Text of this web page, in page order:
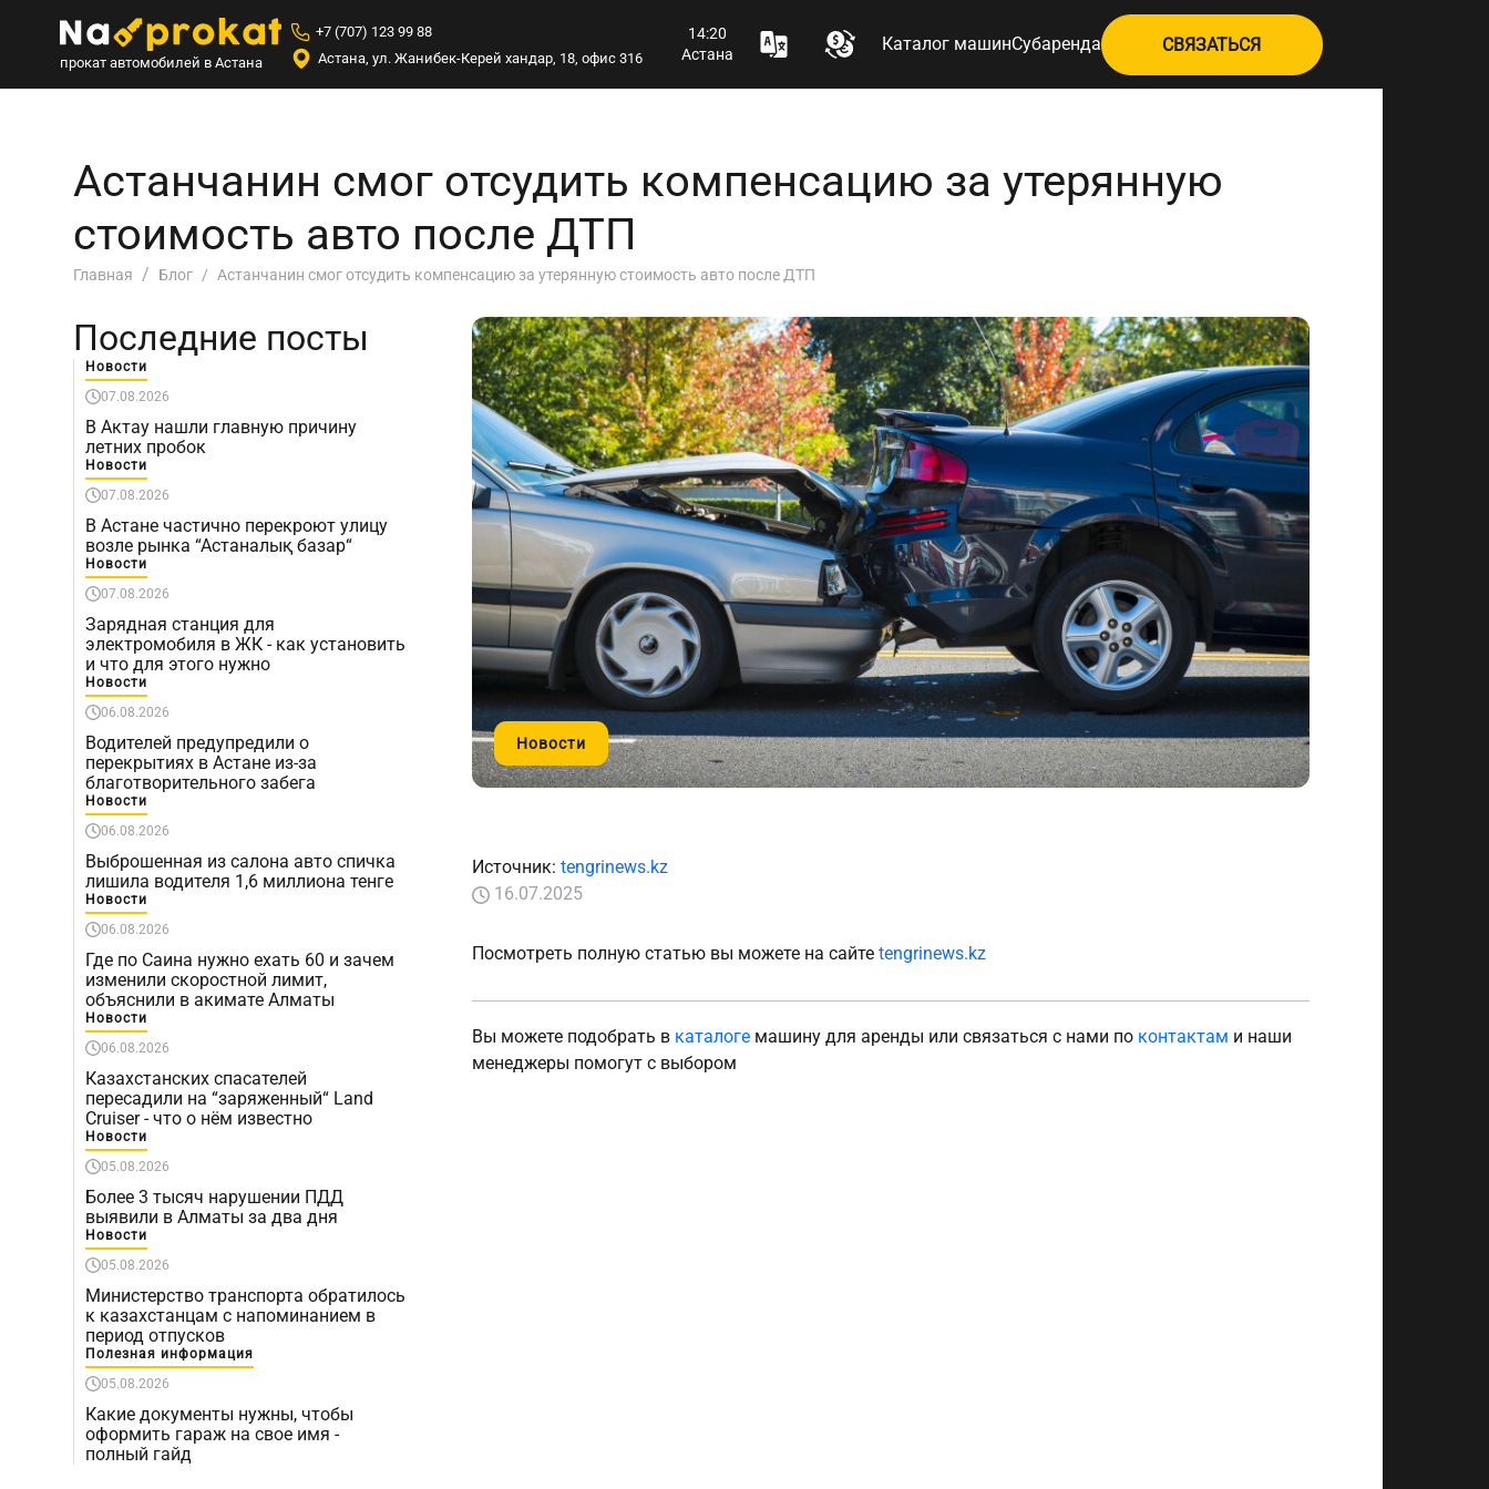
прокат автомобилей в Астана
+7 (707) 123 99 88
Астана, ул. Жанибек-Керей хандар, 18, офис 316
14:20
Астана
Каталог машинСубаренда СВЯЗАТЬСЯ
Астанчанин смог отсудить компенсацию за утерянную
стоимость авто после ДТП
Главная Блог Астанчанин смог отсудить компенсацию за утерянную стоимость авто после ДТП
Последние посты
Новости
07.08.2026
В Актау нашли главную причину
летних пробок
Новости
07.08.2026
В Астане частично перекроют улицу
возле рынка “Астаналық базар“
Новости
07.08.2026
Зарядная станция для
электромобиля в ЖК - как установить
и что для этого нужно
Новости
06.08.2026
Водителей предупредили о
перекрытиях в Астане из-за
благотворительного забега
Новости
06.08.2026
Выброшенная из салона авто спичка
лишила водителя 1,6 миллиона тенге
Новости
06.08.2026
Где по Саина нужно ехать 60 и зачем
изменили скоростной лимит,
объяснили в акимате Алматы
Новости
06.08.2026
Казахстанских спасателей
пересадили на “заряженный“ Land
Cruiser - что о нём известно
Новости
05.08.2026
Более 3 тысяч нарушении ПДД
выявили в Алматы за два дня
Новости
05.08.2026
Министерство транспорта обратилось
к казахстанцам с напоминанием в
период отпусков
Полезная информация
05.08.2026
Какие документы нужны, чтобы
оформить гараж на свое имя -
полный гайд
Новости
Источник: tengrinews.kz
16.07.2025
Посмотреть полную статью вы можете на сайте tengrinews.kz
Вы можете подобрать в каталоге машину для аренды или связаться с нами по контактам и наши
менеджеры помогут с выбором